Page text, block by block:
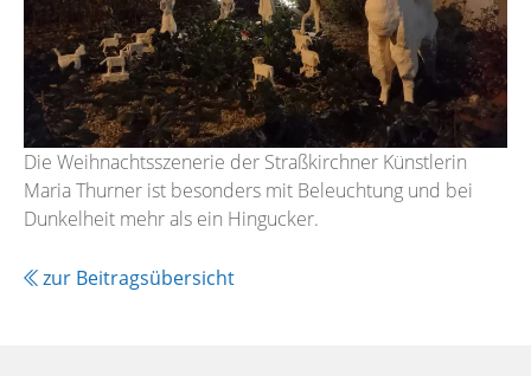
Die Weihnachtsszenerie der Straßkirchner Künstlerin
Maria Thurner ist besonders mit Beleuchtung und bei
Dunkelheit mehr als ein Hingucker.
zur Beitragsübersicht